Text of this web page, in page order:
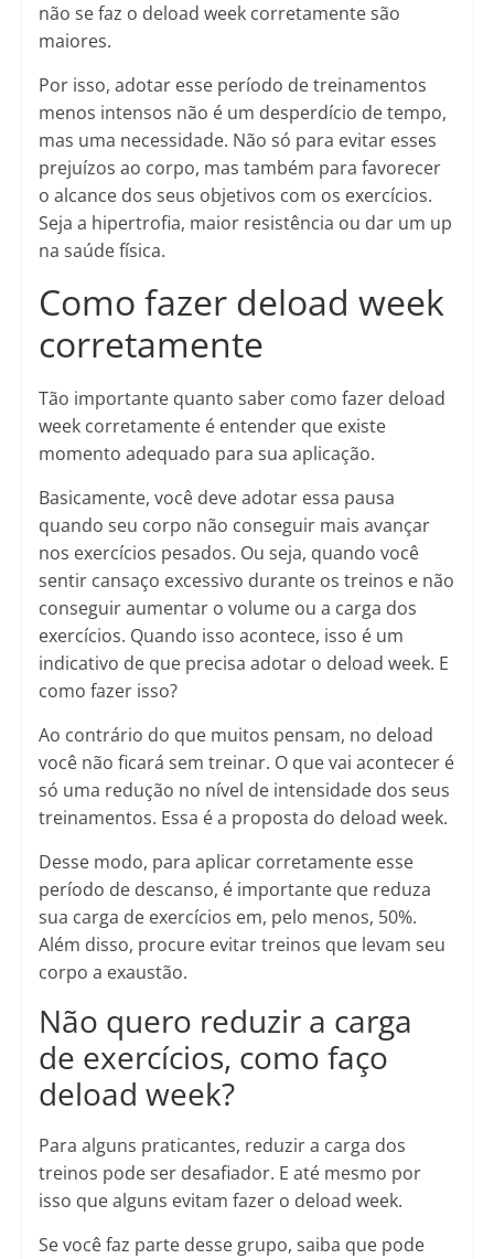
não se faz o deload week corretamente são
maiores.
Por isso, adotar esse período de treinamentos
menos intensos não é um desperdício de tempo,
mas uma necessidade. Não só para evitar esses
prejuízos ao corpo, mas também para favorecer
o alcance dos seus objetivos com os exercícios.
Seja a hipertrofia, maior resistência ou dar um up
na saúde física.
Como fazer deload week
corretamente
Tão importante quanto saber como fazer deload
week corretamente é entender que existe
momento adequado para sua aplicação.
Basicamente, você deve adotar essa pausa
quando seu corpo não conseguir mais avançar
nos exercícios pesados. Ou seja, quando você
sentir cansaço excessivo durante os treinos e não
conseguir aumentar o volume ou a carga dos
exercícios. Quando isso acontece, isso é um
indicativo de que precisa adotar o deload week. E
como fazer isso?
Ao contrário do que muitos pensam, no deload
você não ficará sem treinar. O que vai acontecer é
só uma redução no nível de intensidade dos seus
treinamentos. Essa é a proposta do deload week.
Desse modo, para aplicar corretamente esse
período de descanso, é importante que reduza
sua carga de exercícios em, pelo menos, 50%.
Além disso, procure evitar treinos que levam seu
corpo a exaustão.
Não quero reduzir a carga
de exercícios, como faço
deload week?
Para alguns praticantes, reduzir a carga dos
treinos pode ser desafiador. E até mesmo por
isso que alguns evitam fazer o deload week.
Se você faz parte desse grupo, saiba que pode